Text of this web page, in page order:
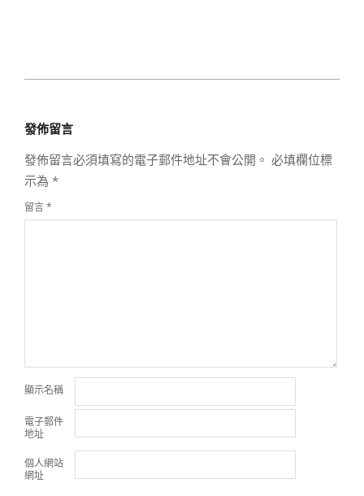
20
發佈留言
發佈留言必須填寫的電子郵件地址不會公開。 必填欄位標
示為 *
留言*
顯示名稱
電子郵件
地址
個人網站
網址